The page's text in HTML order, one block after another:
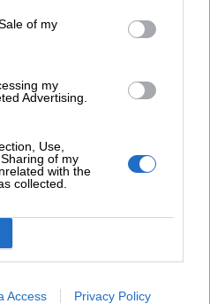
of my
my
Advertising.
Use,
of my
with the
collected.
Access Privacy Policy
TAGS
29 Μαΐου 1453